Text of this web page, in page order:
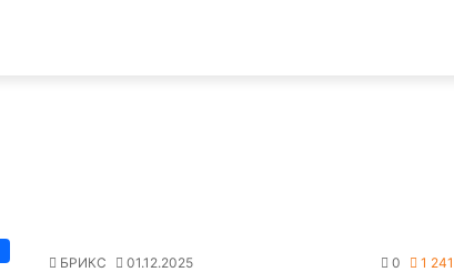
БРИКС 01.12.2025 0 1 241